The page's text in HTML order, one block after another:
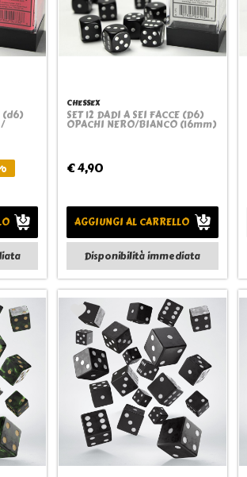
(d6) Quickview
CHESSEX
SET 12 DADI A SEI FACCE (D6)
OPACHI NERO/BIANCO (16mm)
€ 4,90
AGGIUNGI AL CARRELLO
Disponibilità immediata